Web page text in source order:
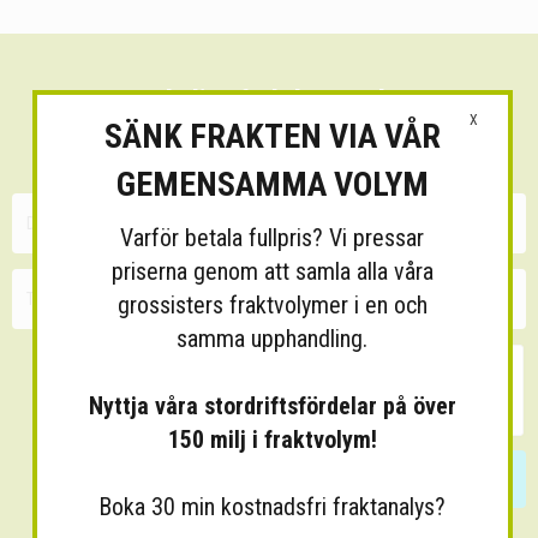
Sänk dina fraktkostnader!
30 minuters kostnadsfri konsultation
X
SÄNK FRAKTEN VIA VÅR
GEMENSAMMA VOLYM
Varför betala fullpris? Vi pressar
priserna genom att samla alla våra
grossisters fraktvolymer i en och
samma upphandling.
Nyttja våra stordriftsfördelar på över
150 milj i fraktvolym!
Boka 30 min kostnadsfri fraktanalys?